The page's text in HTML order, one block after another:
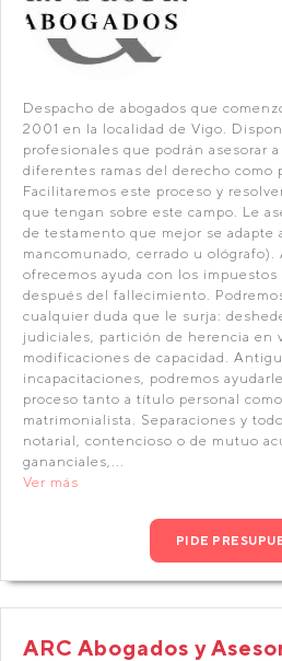
Despacho de abogados que
2001 en la localidad de Vigo.
profesionales que podrán asesorar
diferentes ramas del derecho como
Facilitaremos este proceso y
que tengan sobre este campo. Le
de testamento que mejor se adapte
mancomunado, cerrado u ológrafo).
ofrecemos ayuda con los
después del fallecimiento.
cualquier duda que le surja:
judiciales, partición de herencia en
modificaciones de capacidad.
incapacitaciones, podremos
proceso tanto a título personal
matrimonialista. Separaciones y
notarial, contencioso o de mutuo
gananciales,...
Ver más
PIDE
ARC Abogados y